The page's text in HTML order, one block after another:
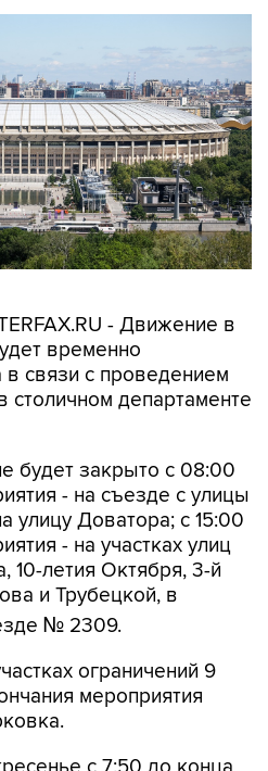
- Движение в
временно
в связи с проведением
столичном департаменте
будет закрыто с 08:00
- на съезде с улицы
улицу Доватора; с 15:00
- на участках улиц
10-летия Октября, 3-й
и Трубецкой, в
№ 2309.
ограничений 9
мероприятия